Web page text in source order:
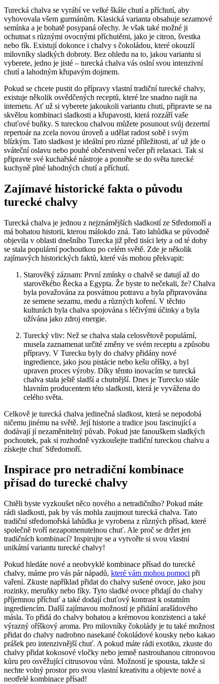
Turecká chalva se vyrábí ve velké škále chutí a příchutí, aby
vyhovovala všem gurmánům. Klasická varianta obsahuje sezamové
semínka a je bohatě posypaná ořechy. Je však také možné ji
ochutnat s různými ovocnými příchutěmi, jako je citron, švestka
nebo fík. Existují dokonce i chalvy s čokoládou, které okouzlí
milovníky sladkých dobroty. Bez ohledu na to, jakou variantu si
vyberete, jedno je jisté – turecká chalva vás oslní svou intenzivní
chutí a lahodným křupavým dojmem.
Pokud se chcete pustit do přípravy vlastní tradiční turecké chalvy,
existuje několik osvědčených receptů, které lze snadno najít na
internetu. Ať už si vyberete jakoukoli variantu chuti, připravte se na
skvělou kombinaci sladkosti a křupavosti, která rozzáří vaše
chuťové buňky. S tureckou chalvou můžete posunout svůj dezertní
repertoár na zcela novou úroveň a udělat radost sobě i svým
blízkým. Tato sladkost je ideální pro různé příležitosti, ať už jde o
sváteční oslavu nebo pouhé občerstvení večer při relaxaci. Tak si
připravte své kuchařské nástroje a ponořte se do světa turecké
kuchyně plné lahodných chutí a příchutí.
Zajímavé historické fakta o původu
turecké chalvy
Turecká chalva je jednou z nejznámějších sladkostí ze Středomoří a
má bohatou historii, kterou málokdo zná. Tato lahůdka se původně
objevila v oblasti dnešního Turecka již před tisíci lety a od té doby
se stala populární pochoutkou po celém světě. Zde je několik
zajímavých historických faktů, které vás mohou překvapit:
Starověký záznam: První zmínky o chalvě se datují až do
starověkého Řecka a Egypta. Že byste to nečekali, že? Chalva
byla považována za posvátnou potravu a byla připravována
ze semene sezamu, medu a různých koření. V těchto
kulturách byla chalva spojována s léčivými účinky a byla
užívána jako zdroj energie.
Turecký vliv: Než se chalva stala celosvětově populární,
musela zaznamenat určité změny ve svém receptu a způsobu
přípravy. V Turecku byly do chalvy přidány nové
ingredience, jako jsou pistácie nebo kešu oříšky, a byl
upraven proces výroby. Díky těmto inovacím se turecká
chalva stala ještě sladší a chutnější. Dnes je Turecko stále
hlavním producentem této sladkosti, která je vyvážena do
celého světa.
Celkově je turecká chalva jedinečná sladkost, která se nepodobá
ničemu jinému na světě. Její historie a tradice jsou fascinující a
dodávají jí nezaměnitelný půvab. Pokud jste fanouškem sladkých
pochoutek, pak si rozhodně vyzkoušejte tradiční tureckou chalvu a
získejte chuť Středomoří.
Inspirace pro netradiční kombinace
přísad do turecké chalvy
Chtěli byste vyzkoušet něco nového a netradičního? Pokud máte
rádi sladkosti, pak by vás mohla zaujmout turecká chalva. Tato
tradiční středomořská lahůdka je vyrobena z různých přísad, které
společně tvoří nezapomenutelnou chuť. Ale proč se držet jen
tradičních kombinací? Inspirujte se a vytvořte si svou vlastní
unikátní variantu turecké chalvy!
Pokud hledáte nové a neobvyklé kombinace přísad do turecké
chalvy, máme pro vás pár nápadů, které vám mohou pomoci při
vaření. Zkuste například přidat do chalvy sušené ovoce, jako jsou
rozinky, meruňky nebo fíky. Tyto sladké ovoce přidají do chalvy
příjemnou příchuť a také dodají chuťový kontrast k ostatním
ingrediencím. Další zajímavou možností je přidání arašídového
másla. To přidá do chalvy bohatou a krémovou konzistenci a také
výrazný oříškový aroma. Pro milovníky čokolády je tu také možnost
přidat do chalvy nadrobno nasekané čokoládové kousky nebo kakao
prášek pro intenzivnější chuť. A pokud máte rádi exotiku, zkuste do
chalvy přidat kokosové vločky nebo jemně nastrouhanou citronovou
kůru pro osvěžující citrusovou vůni. Možností je spousta, takže si
nechte volný prostor pro svou vlastní kreativitu a objevte nové a
neotřelé kombinace přísad!